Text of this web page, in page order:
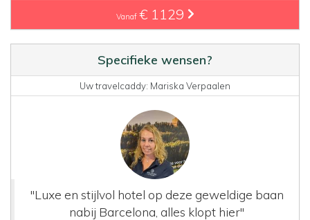
Vanaf € 1129
Specifieke wensen?
Uw travelcaddy: Mariska Verpaalen
"Luxe en stijlvol hotel op deze geweldige baan
nabij Barcelona, alles klopt hier"